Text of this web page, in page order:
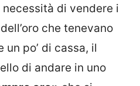
di vendere i
che tenevano
po’ di cassa, il
di andare in uno